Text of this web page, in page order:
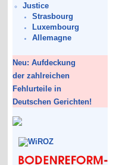
Justice
Strasbourg
Luxembourg
Allemagne
Neu: Aufdeckung
der zahlreichen
Fehlurteile in
Deutschen Gerichten!